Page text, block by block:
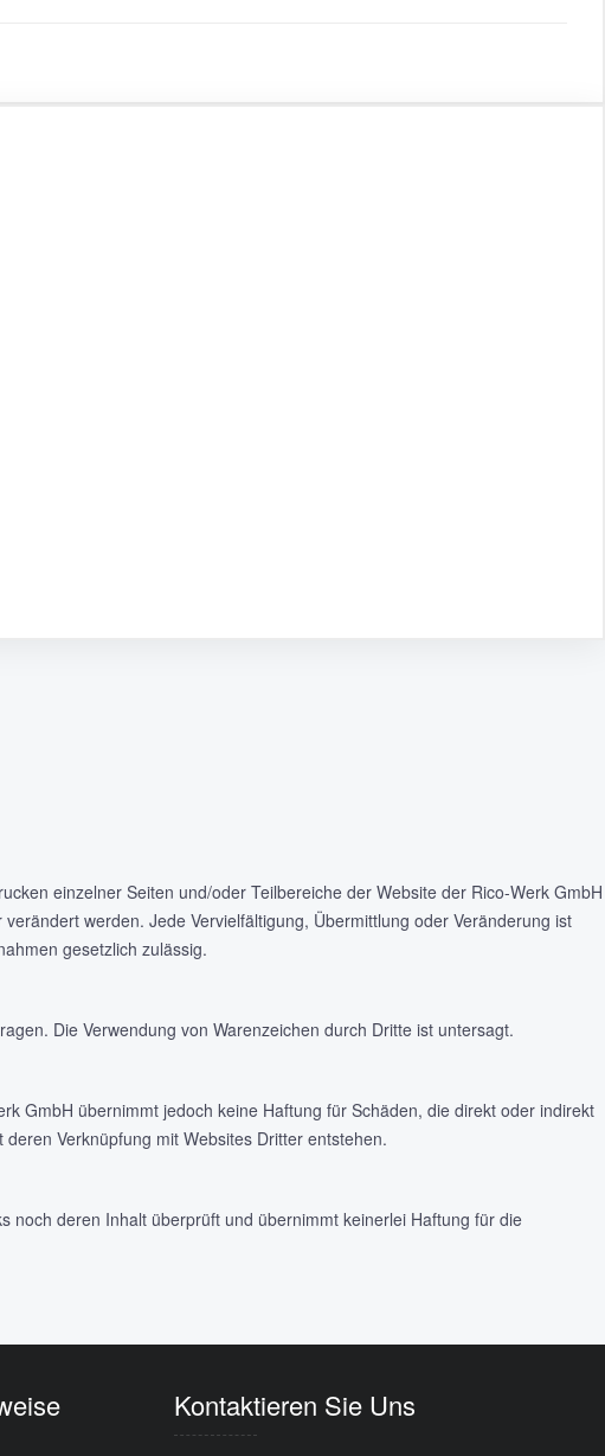
einzelner Seiten und/oder Teilbereiche der Website der Rico-Werk GmbH
werden. Jede Vervielfältigung, Übermittlung oder Veränderung ist
gesetzlich zulässig.
Die Verwendung von Warenzeichen durch Dritte ist untersagt.
GmbH übernimmt jedoch keine Haftung für Schäden, die direkt oder indirekt
Verknüpfung mit Websites Dritter entstehen.
noch deren Inhalt überprüft und übernimmt keinerlei Haftung für die
Kontaktieren Sie Uns